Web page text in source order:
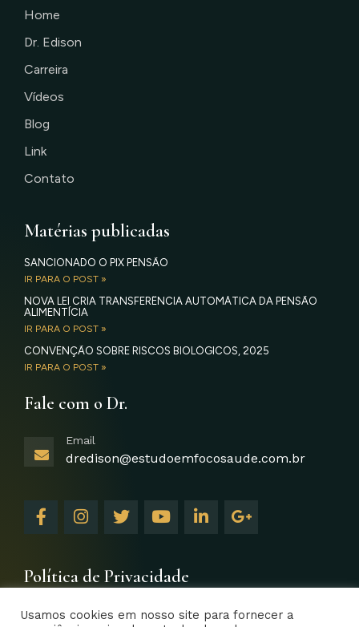
Home
Dr. Edison
Carreira
Vídeos
Blog
Link
Contato
Matérias publicadas
SANCIONADO O PIX PENSÃO
IR PARA O POST »
NOVA LEI CRIA TRANSFERÊNCIA AUTOMÁTICA DA PENSÃO
ALIMENTÍCIA
IR PARA O POST »
CONVENÇÃO SOBRE RISCOS BIOLÓGICOS, 2025
IR PARA O POST »
Fale com o Dr.
Email
dredison@estudoemfocosaude.com.br
F
a
b
o
o
I
n
a
g
r
T
w
t
e
r
Y
o
u
b
e
L
i
d
i
G
o
e
-
Política de Privacidade
Usamos cookies em nosso site para fornecer a